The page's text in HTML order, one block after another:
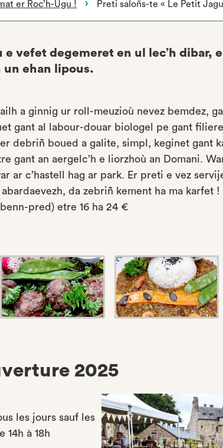
er Roc’h-Ugu ! Preti saloñs-te « Le Petit
e vefet degemeret en ul lec’h dibar,
un ehan lipous.
a ginnig ur roll-meuzioù nevez bemdez,
gant al labour-douar biologel pe gant
debriñ boued a galite, simpl, keginet gant
gant an aergelc’h e liorzhoù an Domani.
ar c’hastell hag ar park. Er preti e vez
da zebriñ kement ha ma karfet !
pred) etre 16 ha 24 €
2025
les jours sauf les
14h à 18h